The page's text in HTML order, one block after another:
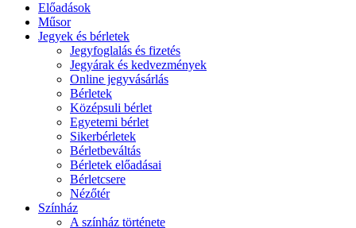
Előadások
Műsor
Jegyek és bérletek
Jegyfoglalás és fizetés
Jegyárak és kedvezmények
Online jegyvásárlás
Bérletek
Középsuli bérlet
Egyetemi bérlet
Sikerbérletek
Bérletbeváltás
Bérletek előadásai
Bérletcsere
Nézőtér
Színház
A színház története